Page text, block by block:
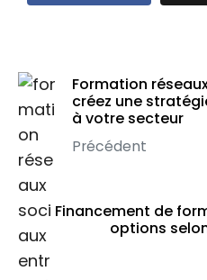
Formation
créez une
à votre secteur
Précédent
Financement de
options